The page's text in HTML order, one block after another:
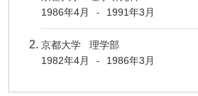
1986年4月
- 1991年3月
京都大学 理学部
1982年4月
- 1986年3月